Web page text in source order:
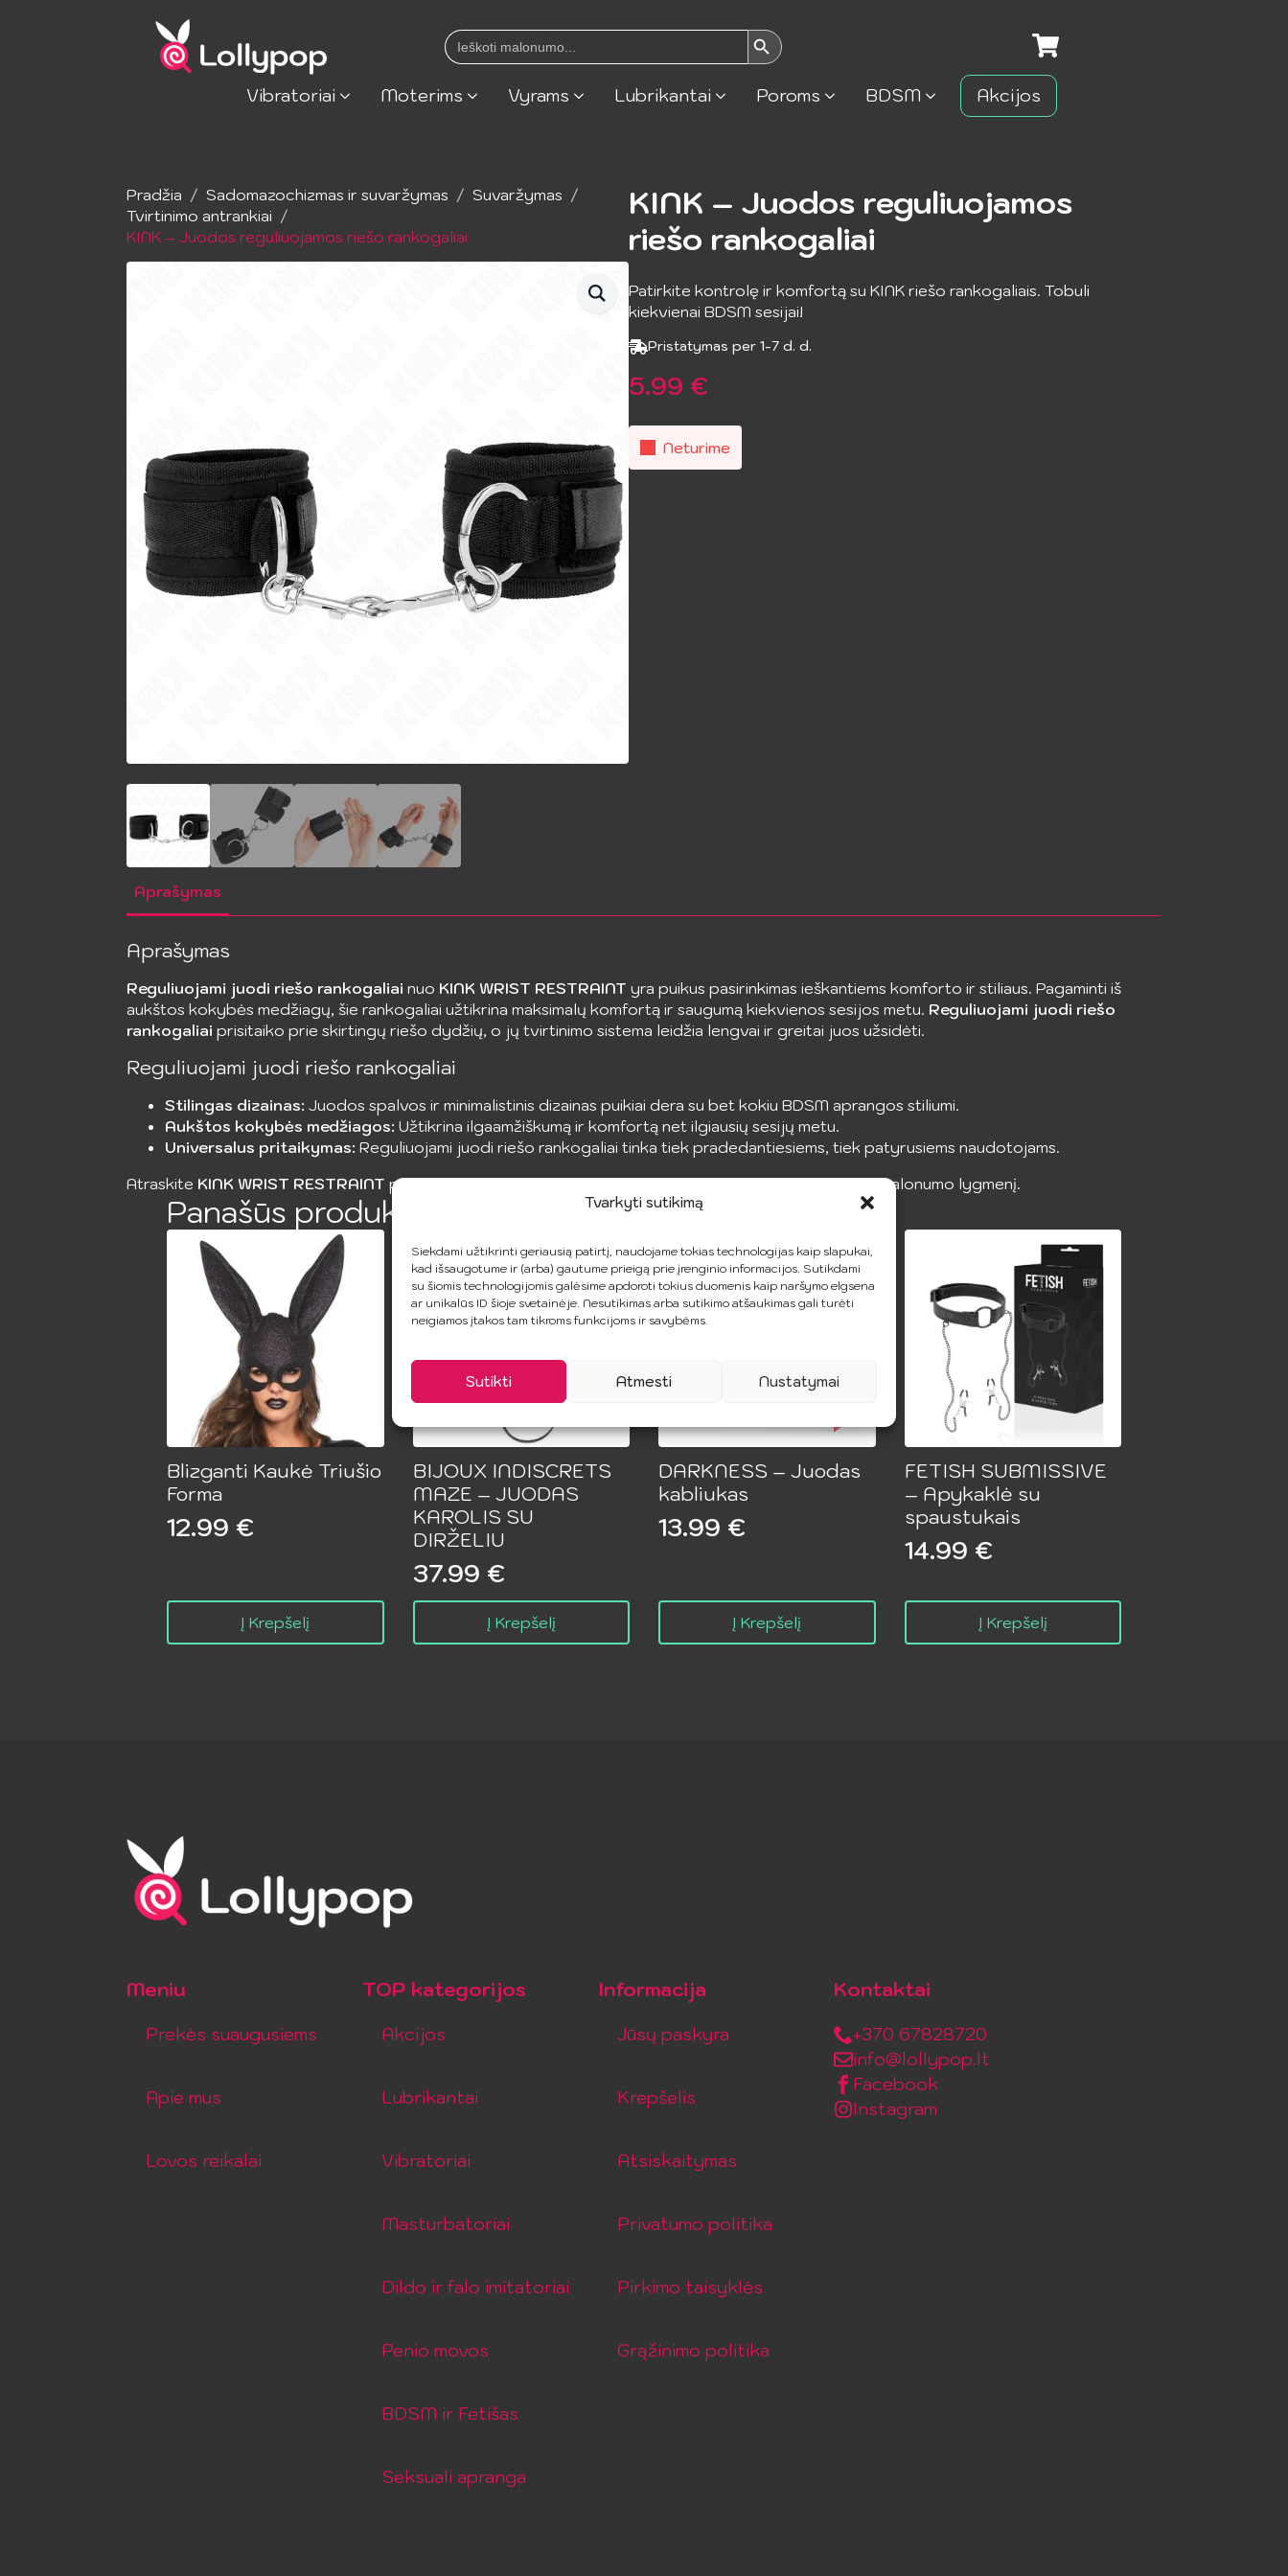
Tvarkyti sutikimą
Siekdami užtikrinti geriausią patirtį, naudojame tokias technologijas kaip slapukai,
kad išsaugotume ir (arba) gautume prieigą prie įrenginio informacijos. Sutikdami
su šiomis technologijomis galėsime apdoroti tokius duomenis kaip naršymo elgsena
ar unikalūs ID šioje svetainėje. Nesutikimas arba sutikimo atšaukimas gali turėti
neigiamos įtakos tam tikroms funkcijoms ir savybėms.
Sutikti Atmesti Nustatymai
Search
for:
Search Button
Vibratoriai Moterims Vyrams Lubrikantai Poroms BDSM Akcijos
Pradžia Sadomazochizmas ir suvaržymas
Suvaržymas
Tvirtinimo antrankiai
KINK – Juodos reguliuojamos riešo rankogaliai
KINK – Juodos reguliuojamos
riešo rankogaliai
Patirkite kontrolę ir komfortą su KINK riešo rankogaliais. Tobuli
kiekvienai BDSM sesijai!
Pristatymas per 1-7 d. d.
5.99 €
Neturime
Aprašymas
Aprašymas
Reguliuojami juodi riešo rankogaliai nuo KINK WRIST RESTRAINT yra puikus pasirinkimas ieškantiems komforto ir stiliaus. Pagaminti iš
aukštos kokybės medžiagų, šie rankogaliai užtikrina maksimalų komfortą ir saugumą kiekvienos sesijos metu. Reguliuojami juodi riešo
rankogaliai prisitaiko prie skirtingų riešo dydžių, o jų tvirtinimo sistema leidžia lengvai ir greitai juos užsidėti.
Reguliuojami juodi riešo rankogaliai
Stilingas dizainas: Juodos spalvos ir minimalistinis dizainas puikiai dera su bet kokiu BDSM aprangos stiliumi.
Aukštos kokybės medžiagos: Užtikrina ilgaamžiškumą ir komfortą net ilgiausių sesijų metu.
Universalus pritaikymas: Reguliuojami juodi riešo rankogaliai tinka tiek pradedantiesiems, tiek patyrusiems naudotojams.
Atraskite KINK WRIST RESTRAINT produktų galimybes ir pakelkite savo patirtis į naują elegancijos ir malonumo lygmenį.
Panašūs produktai
Blizganti Kaukė Triušio
Forma
12.99 €
Į Krepšelį
BIJOUX INDISCRETS
MAZE – JUODAS
KAROLIS SU
DIRŽELIU
37.99 €
Į Krepšelį
DARKNESS – Juodas
kabliukas
13.99 €
Į Krepšelį
FETISH SUBMISSIVE
– Apykaklė su
spaustukais
14.99 €
Į Krepšelį
Meniu
Prekės suaugusiems
Apie mus
Lovos reikalai
TOP kategorijos
Akcijos
Lubrikantai
Vibratoriai
Masturbatoriai
Dildo ir falo imitatoriai
Penio movos
BDSM ir Fetišas
Seksuali apranga
Informacija
Jūsų paskyra
Krepšelis
Atsiskaitymas
Privatumo politika
Pirkimo taisyklės
Grąžinimo politika
Kontaktai
+370 67828720
info@lollypop.lt
Facebook
Instagram